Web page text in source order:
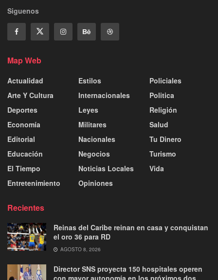
Siguenos
Map Web
Actualidad
Arte Y Cultura
Deportes
Economía
Editorial
Educación
El Tiempo
Entretenimiento
Estilos
Internacionales
Leyes
Militares
Nacionales
Negocios
Noticias Locales
Opiniones
Policiales
Politica
Religión
Salud
Tu Dinero
Turismo
Vida
Recientes
Reinas del Caribe reinan en casa y conquistan
el oro 36 para RD
AGOSTO 8, 2026
Director SNS proyecta 150 hospitales operen
con mayor autonomía en los próximos dos